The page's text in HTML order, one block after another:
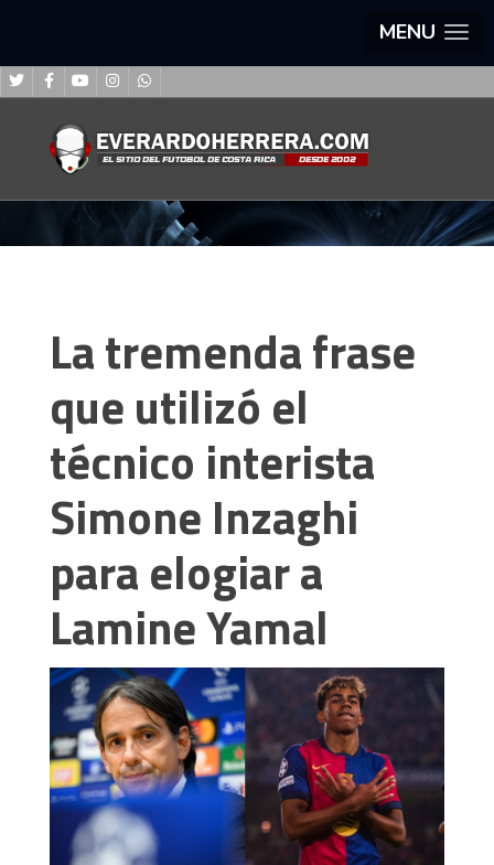
MENU
La tremenda frase
que utilizó el
técnico interista
Simone Inzaghi
para elogiar a
Lamine Yamal